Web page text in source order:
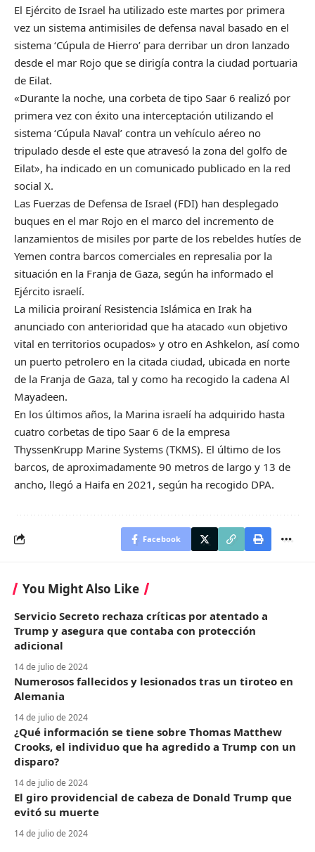
El Ejército de Israel ha utilizado este martes por primera
vez un sistema antimisiles de defensa naval basado en el
sistema ‘Cúpula de Hierro’ para derribar un dron lanzado
desde el mar Rojo que se dirigía contra la ciudad portuaria
de Eilat.
«Durante la noche, una corbeta de tipo Saar 6 realizó por
primera vez con éxito una interceptación utilizando el
sistema ‘Cúpula Naval’ contra un vehículo aéreo no
tripulado desde el este que atravesó la zona del golfo de
Eilat», ha indicado en un comunicado publicado en la red
social X.
Las Fuerzas de Defensa de Israel (FDI) han desplegado
buques en el mar Rojo en el marco del incremento de
lanzamientos de misiles por parte de los rebeldes hutíes de
Yemen contra barcos comerciales en represalia por la
situación en la Franja de Gaza, según ha informado el
Ejército israelí.
La milicia proiraní Resistencia Islámica en Irak ha
anunciado con anterioridad que ha atacado «un objetivo
vital en territorios ocupados» y otro en Ashkelon, así como
un puerto petrolero en la citada ciudad, ubicada en norte
de la Franja de Gaza, tal y como ha recogido la cadena Al
Mayadeen.
En los últimos años, la Marina israelí ha adquirido hasta
cuatro corbetas de tipo Saar 6 de la empresa
ThyssenKrupp Marine Systems (TKMS). El último de los
barcos, de aproximadamente 90 metros de largo y 13 de
ancho, llegó a Haifa en 2021, según ha recogido DPA.
Facebook
You Might Also Like
Servicio Secreto rechaza críticas por atentado a
Trump y asegura que contaba con protección
adicional
14 de julio de 2024
Numerosos fallecidos y lesionados tras un tiroteo en
Alemania
14 de julio de 2024
¿Qué información se tiene sobre Thomas Matthew
Crooks, el individuo que ha agredido a Trump con un
disparo?
14 de julio de 2024
El giro providencial de cabeza de Donald Trump que
evitó su muerte
14 de julio de 2024